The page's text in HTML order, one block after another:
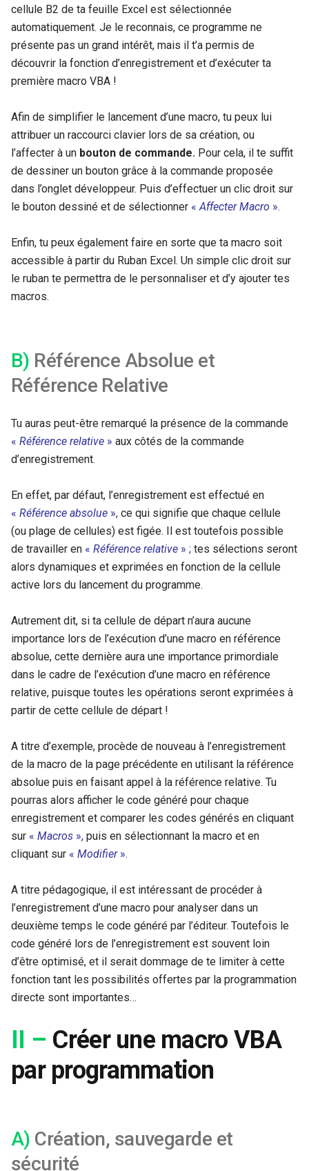
cellule B2 de ta feuille Excel est sélectionnée
automatiquement. Je le reconnais, ce programme ne
présente pas un grand intérêt, mais il t’a permis de
découvrir la fonction d’enregistrement et d’exécuter ta
première macro VBA !
Afin de simplifier le lancement d’une macro, tu peux lui
attribuer un raccourci clavier lors de sa création, ou
l’affecter à un bouton de commande. Pour cela, il te suffit
de dessiner un bouton grâce à la commande proposée
dans l’onglet développeur. Puis d’effectuer un clic droit sur
le bouton dessiné et de sélectionner « Affecter Macro ».
Enfin, tu peux également faire en sorte que ta macro soit
accessible à partir du Ruban Excel. Un simple clic droit sur
le ruban te permettra de le personnaliser et d’y ajouter tes
macros.
B) Référence Absolue et
Référence Relative
Tu auras peut-être remarqué la présence de la commande
« Référence relative » aux côtés de la commande
d’enregistrement.
En effet, par défaut, l’enregistrement est effectué en
« Référence absolue », ce qui signifie que chaque cellule
(ou plage de cellules) est figée. Il est toutefois possible
de travailler en « Référence relative » ; tes sélections seront
alors dynamiques et exprimées en fonction de la cellule
active lors du lancement du programme.
Autrement dit, si ta cellule de départ n’aura aucune
importance lors de l’exécution d’une macro en référence
absolue, cette dernière aura une importance primordiale
dans le cadre de l’exécution d’une macro en référence
relative, puisque toutes les opérations seront exprimées à
partir de cette cellule de départ !
A titre d’exemple, procède de nouveau à l’enregistrement
de la macro de la page précédente en utilisant la référence
absolue puis en faisant appel à la référence relative. Tu
pourras alors afficher le code généré pour chaque
enregistrement et comparer les codes générés en cliquant
sur « Macros », puis en sélectionnant la macro et en
cliquant sur « Modifier».
A titre pédagogique, il est intéressant de procéder à
l’enregistrement d’une macro pour analyser dans un
deuxième temps le code généré par l’éditeur. Toutefois le
code généré lors de l’enregistrement est souvent loin
d’être optimisé, et il serait dommage de te limiter à cette
fonction tant les possibilités offertes par la programmation
directe sont importantes…
II – Créer une macro VBA
par programmation
A) Création, sauvegarde et
sécurité